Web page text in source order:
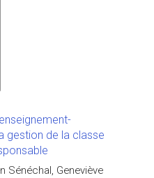
gestion de la classe
Sénéchal, Geneviève